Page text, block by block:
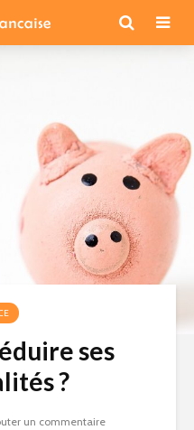
ses
?
un commentaire